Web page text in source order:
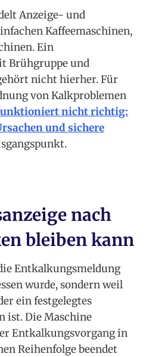
Anzeige- und
Kaffeemaschinen,
Ein
Brühgruppe und
nicht hierher. Für
von Kalkproblemen
nicht richtig:
und sichere
nach
bleiben kann
Entkalkungsmeldung
wurde, sondern weil
ein festgelegtes
ist. Die Maschine
Entkalkungsvorgang in
Reihenfolge beendet